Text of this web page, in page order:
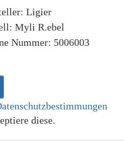
Ligier
Myli R.ebel
Nummer: 5006003
diese.